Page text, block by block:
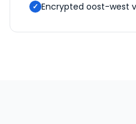
✓ Encrypted oost-west